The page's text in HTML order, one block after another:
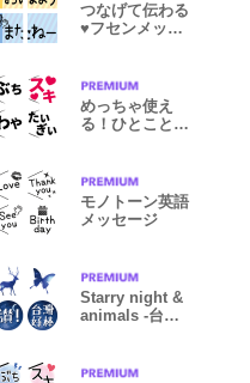
つなげて伝わる
♥フセンメッセ
めっちゃ使え
る！ひとこと広
モノトーン英語
メッセージ
Starry night &
animals -台湾